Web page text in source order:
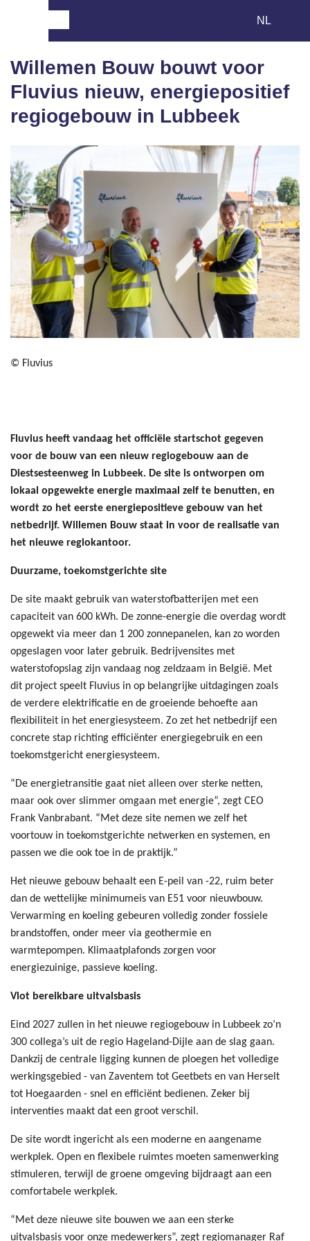
Willemen Bouw bouwt voor
Fluvius nieuw, energiepositief
regiogebouw in Lubbeek
© Fluvius
Fluvius heeft vandaag het officiële startschot gegeven
voor de bouw van een nieuw regiogebouw aan de
Diestsesteenweg in Lubbeek. De site is ontworpen om
lokaal opgewekte energie maximaal zelf te benutten, en
wordt zo het eerste energiepositieve gebouw van het
netbedrijf. Willemen Bouw staat in voor de realisatie van
het nieuwe regiokantoor.
Duurzame, toekomstgerichte site
De site maakt gebruik van waterstofbatterijen met een
capaciteit van 600 kWh. De zonne-energie die overdag wordt
opgewekt via meer dan 1 200 zonnepanelen, kan zo worden
opgeslagen voor later gebruik. Bedrijvensites met
waterstofopslag zijn vandaag nog zeldzaam in België. Met
dit project speelt Fluvius in op belangrijke uitdagingen zoals
de verdere elektrificatie en de groeiende behoefte aan
flexibiliteit in het energiesysteem. Zo zet het netbedrijf een
concrete stap richting efficiënter energiegebruik en een
toekomstgericht energiesysteem.
“De energietransitie gaat niet alleen over sterke netten,
maar ook over slimmer omgaan met energie”, zegt CEO
Frank Vanbrabant. “Met deze site nemen we zelf het
voortouw in toekomstgerichte netwerken en systemen, en
passen we die ook toe in de praktijk.”
Het nieuwe gebouw behaalt een E-peil van -22, ruim beter
dan de wettelijke minimumeis van E51 voor nieuwbouw.
Verwarming en koeling gebeuren volledig zonder fossiele
brandstoffen, onder meer via geothermie en
warmtepompen. Klimaatplafonds zorgen voor
energiezuinige, passieve koeling.
Vlot bereikbare uitvalsbasis
Eind 2027 zullen in het nieuwe regiogebouw in Lubbeek zo’n
300 collega’s uit de regio Hageland-Dijle aan de slag gaan.
Dankzij de centrale ligging kunnen de ploegen het volledige
werkingsgebied - van Zaventem tot Geetbets en van Herselt
tot Hoegaarden - snel en efficiënt bedienen. Zeker bij
interventies maakt dat een groot verschil.
De site wordt ingericht als een moderne en aangename
werkplek. Open en flexibele ruimtes moeten samenwerking
stimuleren, terwijl de groene omgeving bijdraagt aan een
comfortabele werkplek.
“Met deze nieuwe site bouwen we aan een sterke
uitvalsbasis voor onze medewerkers”, zegt regiomanager Raf